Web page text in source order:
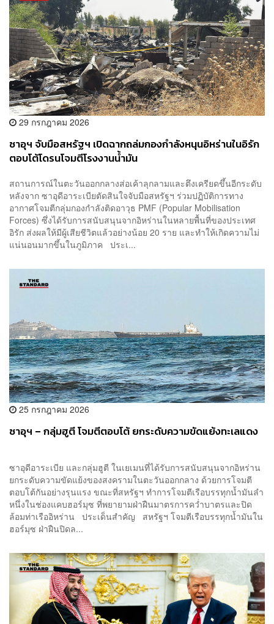
29 กรกฎาคม 2026
ซาอุฯ จับมือสหรัฐฯ เปิดฉากถล่มกองกำลังหนุนอิหร่านในอิรัก
ตอบโต้โดรนโจมตีโรงงานน้ำมัน
สถานการณ์ในตะวันออกกลางส่อเค้าลุกลามและตึงเครียดขึ้นอีกระดับ
หลังจาก ซาอุดีอาระเบียตัดสินใจจับมือสหรัฐฯ ร่วมปฏิบัติการทาง
อากาศโจมตีกลุ่มกองกำลังติดอาวุธ PMF (Popular Mobilisation
Forces) ซึ่งได้รับการสนับสนุนจากอิหร่านในหลายพื้นที่ของประเทศ
อิรัก ส่งผลให้มีผู้เสียชีวิตแล้วอย่างน้อย 20 ราย และทำให้เกิดความไม่
แน่นอนมากขึ้นในภูมิภาค ประเ...
25 กรกฎาคม 2026
ซาอุฯ – กลุ่มฮูตี โจมตีตอบโต้ ยกระดับความขัดแย้งทะเลแดง
ซาอุดีอาระเบีย และกลุ่มฮูตี ในเยเมนที่ได้รับการสนับสนุนจากอิหร่าน
ยกระดับความขัดแย้งของสงครามในตะวันออกกลาง ด้วยการโจมตี
ตอบโต้กันอย่างรุนแรง ขณะที่สหรัฐฯ ทำการโจมตีเรือบรรทุกน้ำมันลำ
หนึ่งในช่องแคบฮอร์มุซ ที่พยายามฝ่าฝืนมาตรการคว่ำบาตรและปิด
ล้อมท่าเรืออิหร่าน ประเด็นสำคัญ สหรัฐฯ โจมตีเรือบรรทุกน้ำมันใน
ฮอร์มุซ ฝ่าฝืนปิดล...